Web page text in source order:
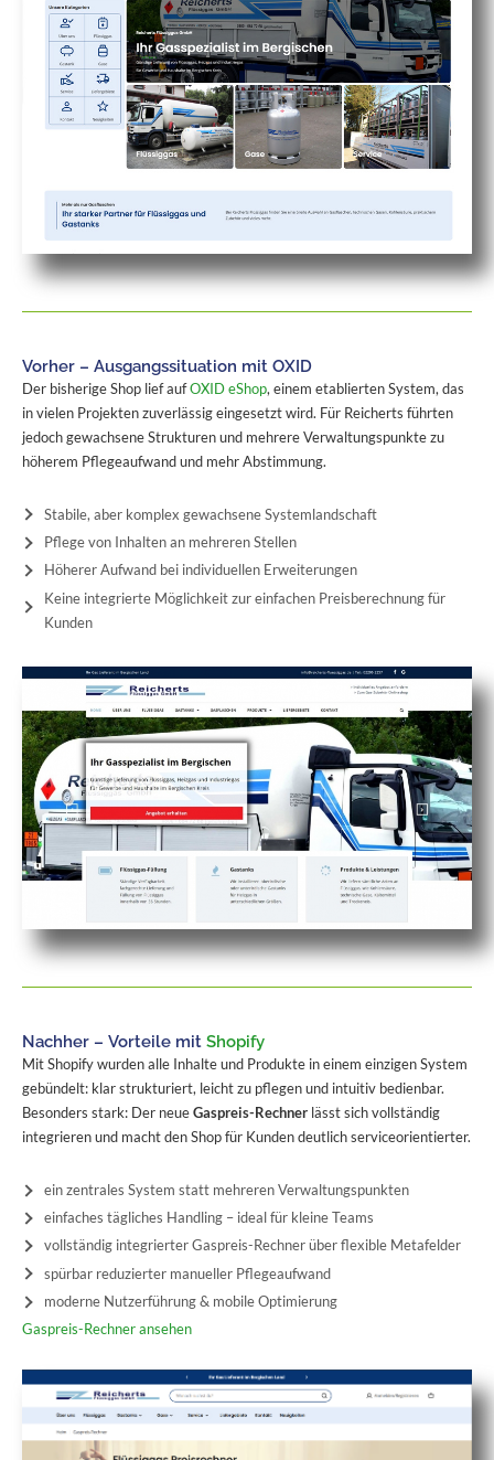
Vorher – Ausgangssituation mit OXID
Der bisherige Shop lief aufOXID eShop, einem etablierten System, das
in vielen Projekten zuverlässig eingesetzt wird. Für Reicherts führten
jedoch gewachsene Strukturen und mehrere Verwaltungspunkte zu
höherem Pflegeaufwand und mehr Abstimmung.
Stabile, aber komplex gewachsene Systemlandschaft
Pflege von Inhalten an mehreren Stellen
Höherer Aufwand bei individuellen Erweiterungen
Keine integrierte Möglichkeit zur einfachen Preisberechnung für
Kunden
Nachher – Vorteile mit Shopify
Mit Shopify wurden alle Inhalte und Produkte in einem einzigen System
gebündelt: klar strukturiert, leicht zu pflegen und intuitiv bedienbar.
Besonders stark: Der neueGaspreis-Rechner lässt sich vollständig
integrieren und macht den Shop für Kunden deutlich serviceorientierter.
ein zentrales System statt mehreren Verwaltungspunkten
einfaches tägliches Handling – ideal für kleine Teams
vollständig integrierter Gaspreis-Rechner über flexible Metafelder
spürbar reduzierter manueller Pflegeaufwand
moderne Nutzerführung & mobile Optimierung
Gaspreis-Rechner ansehen